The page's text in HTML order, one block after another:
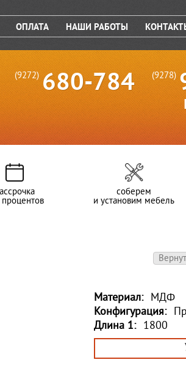
ОПЛАТА НАШИ РАБОТЫ
(9272) 680-784 (9278)
соберем
и установим мебель
Материал: МДФ
Конфигурация:
Длина 1: 1800